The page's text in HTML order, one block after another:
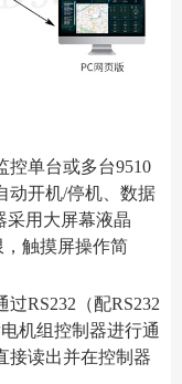
控单台或多台9510
动开机/停机、数据
采用大屏幕液晶
触摸屏操作简
RS232（配RS232
机组控制器进行通
接读出并在控制器